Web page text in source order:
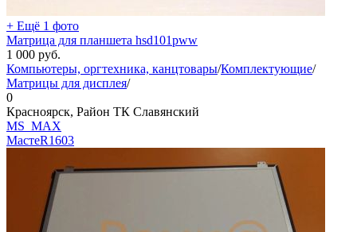
+ Ещё 1 фото
Матрица для планшета hsd101pww
1 000 руб.
Компьютеры, оргтехника, канцтовары/Комплектующие/
Матрицы для дисплея/
0
Красноярск, Район ТК Славянский
MS_MAX
МастеR1603